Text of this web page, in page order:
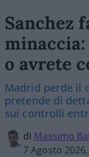
Sanchez
o avrete
Madrid perde il
pretende di
sui controlli
di Massimo
7 Agosto